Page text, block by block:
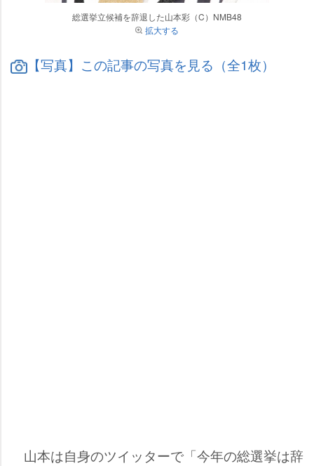
総選挙立候補を辞退した山本彩（C）NMB48
拡大する
【写真】この記事の写真を見る（全1枚）
山本は自身のツイッターで「今年の総選挙は辞